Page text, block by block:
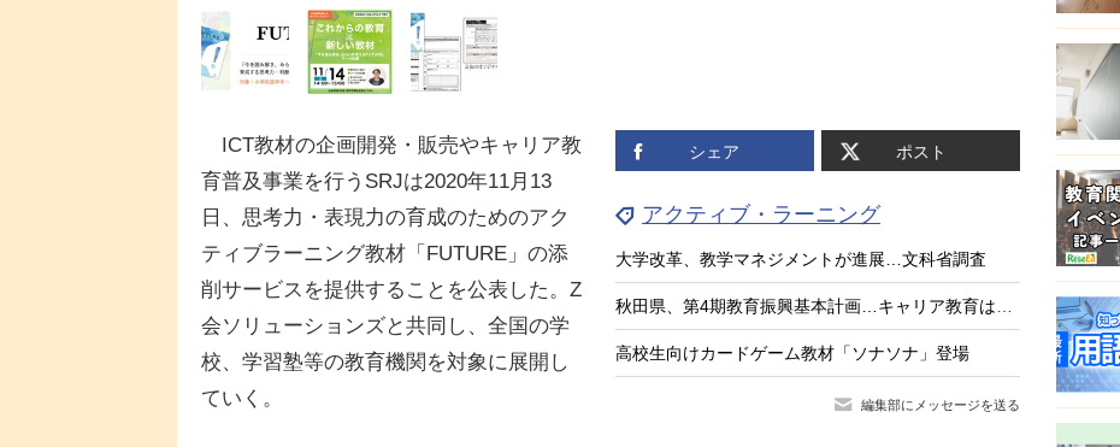
シェア ポスト
アクティブ・ラーニング
大学改革、教学マネジメントが進展…文科省調査
秋田県、第4期教育振興基本計画…キャリア教育は最重点課題
高校生向けカードゲーム教材「ソナソナ」登場
編集部にメッセージを送る
ICT教材の企画開発・販売やキャリア教
育普及事業を行うSRJは2020年11月13
日、思考力・表現力の育成のためのアク
ティブラーニング教材「FUTURE」の添
削サービスを提供することを公表した。Z
会ソリューションズと共同し、全国の学
校、学習塾等の教育機関を対象に展開し
ていく。